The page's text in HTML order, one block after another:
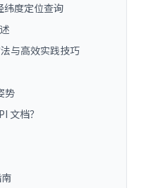
纬度定位查询
与高效实践技巧
势
文档？